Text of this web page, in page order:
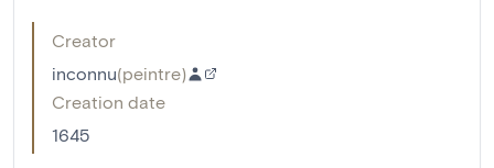
Creator
inconnu(peintre)
Creation date
1645